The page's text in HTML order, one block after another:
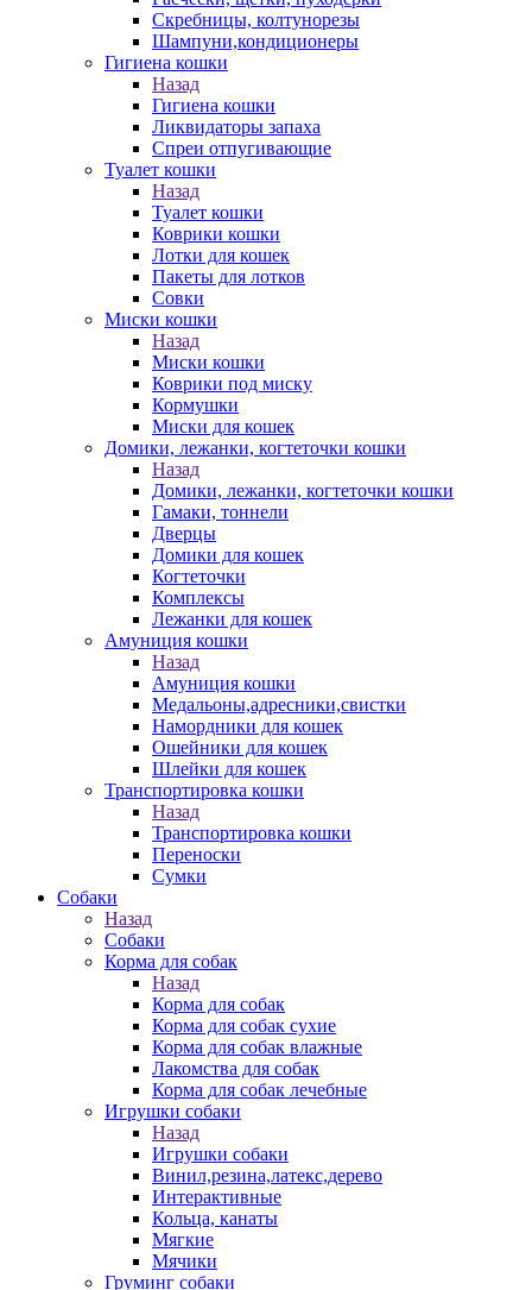
Скребницы, колтунорезы
Шампуни,кондиционеры
Гигиена кошки
Назад
Гигиена кошки
Ликвидаторы запаха
Спреи отпугивающие
Туалет кошки
Назад
Туалет кошки
Коврики кошки
Лотки для кошек
Пакеты для лотков
Совки
Миски кошки
Назад
Миски кошки
Коврики под миску
Кормушки
Миски для кошек
Домики, лежанки, когтеточки кошки
Назад
Домики, лежанки, когтеточки кошки
Гамаки, тоннели
Дверцы
Домики для кошек
Когтеточки
Комплексы
Лежанки для кошек
Амуниция кошки
Назад
Амуниция кошки
Медальоны,адресники,свистки
Намордники для кошек
Ошейники для кошек
Шлейки для кошек
Транспортировка кошки
Назад
Транспортировка кошки
Переноски
Сумки
Собаки
Назад
Собаки
Корма для собак
Назад
Корма для собак
Корма для собак сухие
Корма для собак влажные
Лакомства для собак
Корма для собак лечебные
Игрушки собаки
Назад
Игрушки собаки
Винил,резина,латекс,дерево
Интерактивные
Кольца, канаты
Мягкие
Мячики
Груминг собаки